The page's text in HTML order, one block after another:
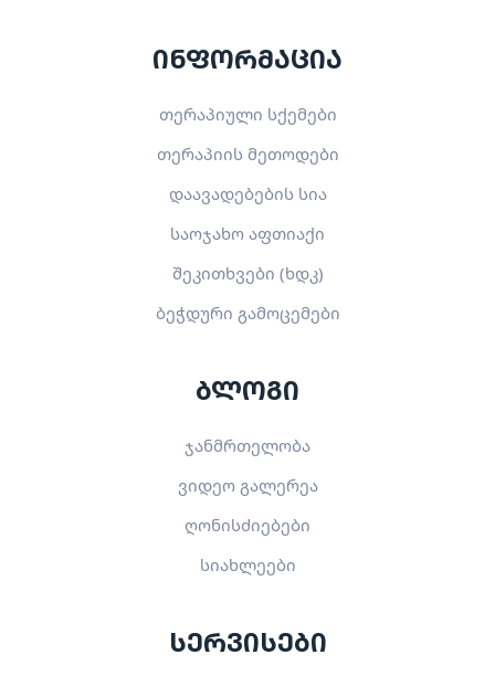
ინფორმაცია
თერაპიული სქემები
თერაპიის მეთოდები
დაავადებების სია
საოჯახო აფთიაქი
შეკითხვები (ხდკ)
ბეჭდური გამოცემები
ბლოგი
ჯანმრთელობა
ვიდეო გალერეა
ღონისძიებები
სიახლეები
სერვისები